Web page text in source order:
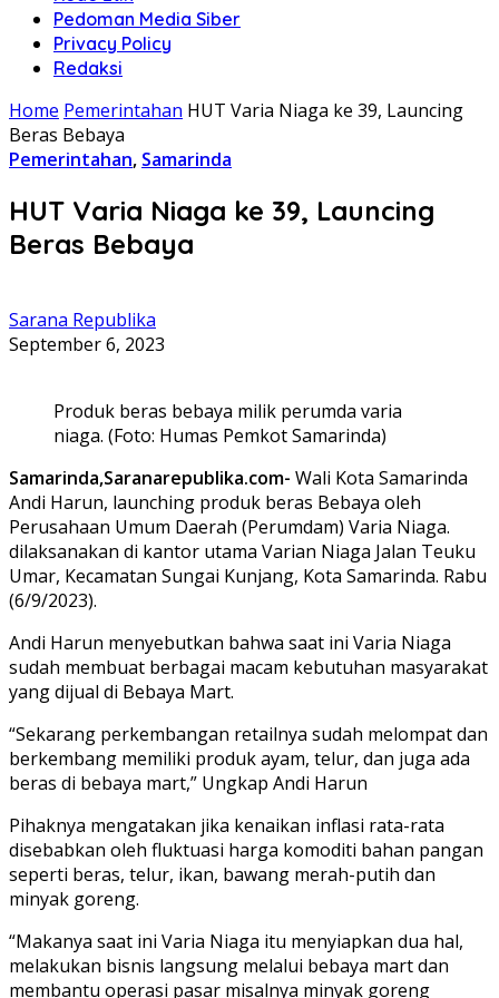
Pedoman Media Siber
Privacy Policy
Redaksi
Home Pemerintahan HUT Varia Niaga ke 39, Launcing
Beras Bebaya
Pemerintahan, Samarinda
HUT Varia Niaga ke 39, Launcing
Beras Bebaya
Sarana Republika
September 6, 2023
Produk beras bebaya milik perumda varia
niaga. (Foto: Humas Pemkot Samarinda)
Samarinda,Saranarepublika.com- Wali Kota Samarinda
Andi Harun, launching produk beras Bebaya oleh
Perusahaan Umum Daerah (Perumdam) Varia Niaga.
dilaksanakan di kantor utama Varian Niaga Jalan Teuku
Umar, Kecamatan Sungai Kunjang, Kota Samarinda. Rabu
(6/9/2023).
Andi Harun menyebutkan bahwa saat ini Varia Niaga
sudah membuat berbagai macam kebutuhan masyarakat
yang dijual di Bebaya Mart.
“Sekarang perkembangan retailnya sudah melompat dan
berkembang memiliki produk ayam, telur, dan juga ada
beras di bebaya mart,” Ungkap Andi Harun
Pihaknya mengatakan jika kenaikan inflasi rata-rata
disebabkan oleh fluktuasi harga komoditi bahan pangan
seperti beras, telur, ikan, bawang merah-putih dan
minyak goreng.
“Makanya saat ini Varia Niaga itu menyiapkan dua hal,
melakukan bisnis langsung melalui bebaya mart dan
membantu operasi pasar misalnya minyak goreng